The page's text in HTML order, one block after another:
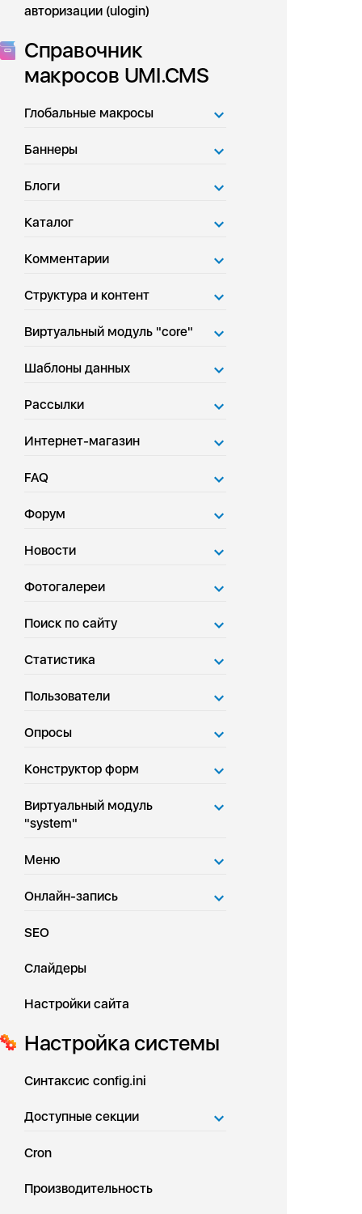
авторизации (ulogin)
Справочник
макросов UMI.CMS
Глобальные макросы
Баннеры
Блоги
Каталог
Комментарии
Структура и контент
Виртуальный модуль "core"
Шаблоны данных
Рассылки
Интернет-магазин
FAQ
Форум
Новости
Фотогалереи
Поиск по сайту
Статистика
Пользователи
Опросы
Конструктор форм
Виртуальный модуль
"system"
Меню
Онлайн-запись
SEO
Слайдеры
Настройки сайта
Настройка системы
Синтаксис config.ini
Доступные секции
Cron
Производительность